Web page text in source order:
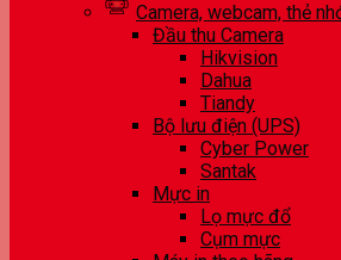
Camera, webcam, thẻ
Đầu thu Camera
Hikvision
Dahua
Tiandy
Bộ lưu điện (UPS)
Cyber Power
Santak
Mực in
Lọ mực đổ
Cụm mực